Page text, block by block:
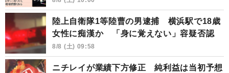
陸上自衛隊1等陸曹の男逮捕 横浜駅で18歳
女性に痴漢か 「身に覚えない」容疑否認
8/8 (土) 09:58
ニチレイが業績下方修正 純利益は当初予想